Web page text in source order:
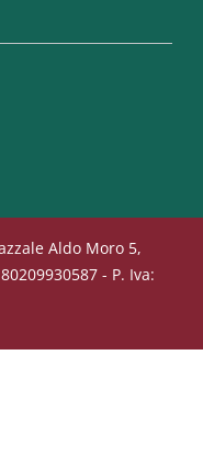
Aldo Moro 5,
- P. Iva: